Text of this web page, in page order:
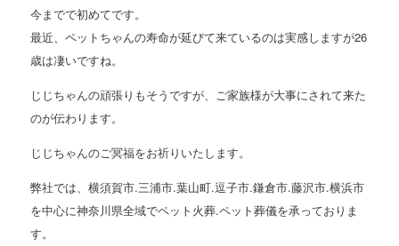
今までで初めてです。
最近、ペットちゃんの寿命が延びて来ているのは実感しますが26
歳は凄いですね。
じじちゃんの頑張りもそうですが、ご家族様が大事にされて来た
のが伝わります。
じじちゃんのご冥福をお祈りいたします。
弊社では、横須賀市.三浦市.葉山町.逗子市.鎌倉市.藤沢市.横浜市
を中心に神奈川県全域でペット火葬.ペット葬儀を承っておりま
す。